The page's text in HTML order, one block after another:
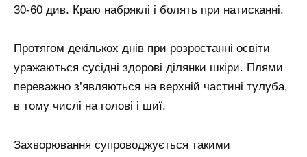
30-60 див. Краю набряклі і болять при натисканні.
Протягом декількох днів при розростанні освіти
уражаються сусідні здорові ділянки шкіри. Плями
переважно з’являються на верхній частині тулуба,
в тому числі на голові і шиї.
Захворювання супроводжується такими